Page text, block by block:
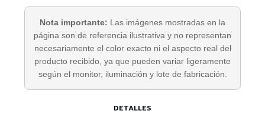
Nota importante: Las imágenes mostradas en la
página son de referencia ilustrativa y no representan
necesariamente el color exacto ni el aspecto real del
producto recibido, ya que pueden variar ligeramente
según el monitor, iluminación y lote de fabricación.
DETALLES